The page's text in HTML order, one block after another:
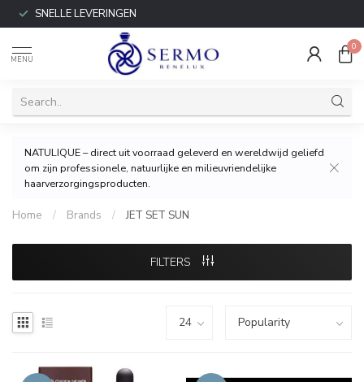
SNELLE LEVERINGEN
MENU
0
NATULIQUE – direct uit voorraad geleverd en wereldwijd geliefd
om zijn professionele, natuurlijke en milieuvriendelijke
haarverzorgingsproducten.
Home / Brands / JET SET SUN
FILTERS